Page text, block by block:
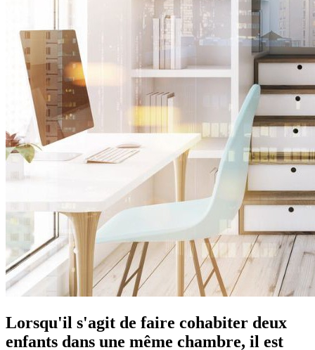
Lorsqu'il s'agit de faire cohabiter deux
enfants dans une même chambre, il est